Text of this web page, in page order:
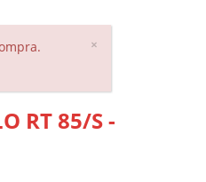
×
RT 85/S -